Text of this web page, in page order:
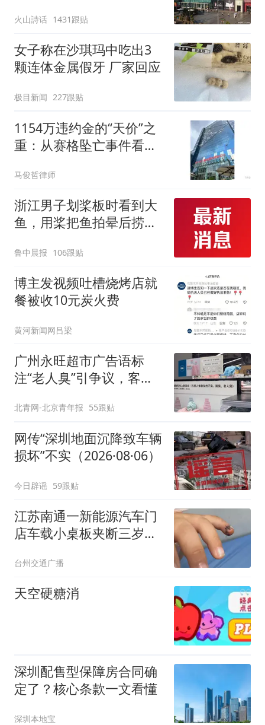
斥：这就是强取豪夺
火山詩话 1431跟贴
女子称在沙琪玛中吃出3
颗连体金属假牙 厂家回应
极目新闻 227跟贴
1154万违约金的“天价”之
重：从赛格坠亡事件看合
马俊哲律师
浙江男子划桨板时看到大
鱼，用桨把鱼拍晕后捞
两，做成红烧辣子鱼块，
味道很好
鲁中晨报 106跟贴
博主发视频吐槽烧烤店就
餐被收10元炭火费
黄河新闻网吕梁
广州永旺超市广告语标
注“老人臭”引争议，客服
北青网-北京青年报 55跟贴
网传“深圳地面沉降致车辆
损坏”不实（2026·08·06）
今日辟谣 59跟贴
江苏南通一新能源汽车门
店车载小桌板夹断三岁男
测因儿童手指细小所致，
将积极配合后续处理
台州交通广播
天空硬糖消
深圳配售型保障房合同确
定了？核心条款一文看懂
深圳本地宝